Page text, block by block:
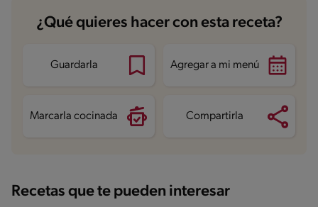
¿Qué quieres hacer con esta receta?
Guardarla Agregar a mi menú
Marcarla cocinada Compartirla
Recetas que te pueden interesar